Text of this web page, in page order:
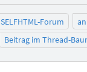
SELFHTML-Forum
Beitrag im Thread-